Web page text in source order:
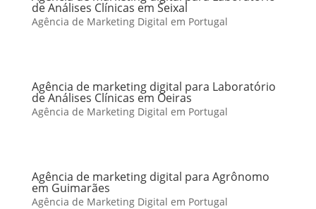
de Análises Clínicas em Seixal
Agência de Marketing Digital em Portugal
Agência de marketing digital para Laboratório
de Análises Clínicas em Oeiras
Agência de Marketing Digital em Portugal
Agência de marketing digital para Agrônomo
em Guimarães
Agência de Marketing Digital em Portugal